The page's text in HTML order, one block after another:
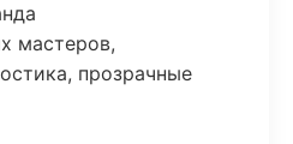
мастеров,
прозрачные